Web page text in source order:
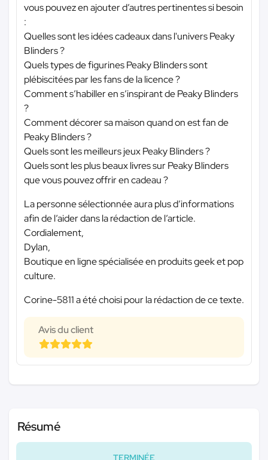
vous pouvez en ajouter d’autres pertinentes si besoin
:
Quelles sont les idées cadeaux dans l'univers Peaky
Blinders ?
Quels types de figurines Peaky Blinders sont
plébiscitées par les fans de la licence ?
Comment s’habiller en s’inspirant de Peaky Blinders
?
Comment décorer sa maison quand on est fan de
Peaky Blinders ?
Quels sont les meilleurs jeux Peaky Blinders ?
Quels sont les plus beaux livres sur Peaky Blinders
que vous pouvez offrir en cadeau ?
La personne sélectionnée aura plus d’informations
afin de l’aider dans la rédaction de l’article.
Cordialement,
Dylan,
Boutique en ligne spécialisée en produits geek et pop
culture.
Corine-5811 a été choisi pour la rédaction de ce texte.
Avis du client
Résumé
TERMINÉE